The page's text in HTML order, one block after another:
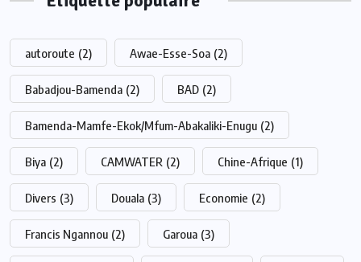
autoroute (2) Awae-Esse-Soa (2)
Babadjou-Bamenda (2) BAD (2)
Bamenda-Mamfe-Ekok/Mfum-Abakaliki-Enugu (2)
Biya (2) CAMWATER (2) Chine-Afrique (1)
Divers (3) Douala (3) Economie (2)
Francis Ngannou (2) Garoua (3)